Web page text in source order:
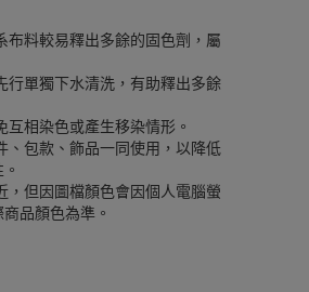
料較易釋出多餘的固色劑，屬
單獨下水清洗，有助釋出多餘
相染色或產生移染情形。
包款、飾品一同使用，以降低
但因圖檔顏色會因個人電腦螢
品顏色為準。